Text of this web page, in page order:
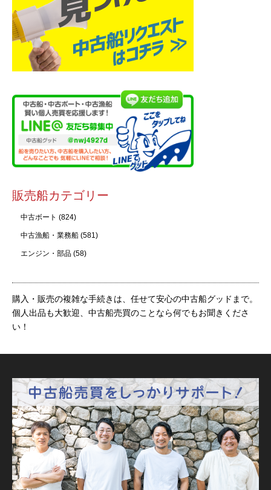
販売船カテゴリー
中古ボート (824)
中古漁船・業務船 (581)
エンジン・部品 (58)
購入・販売の複雑な手続きは、任せて安心の中古船グッドまで。
個人出品も大歓迎、中古船売買のことなら何でもお聞きくださ
い！